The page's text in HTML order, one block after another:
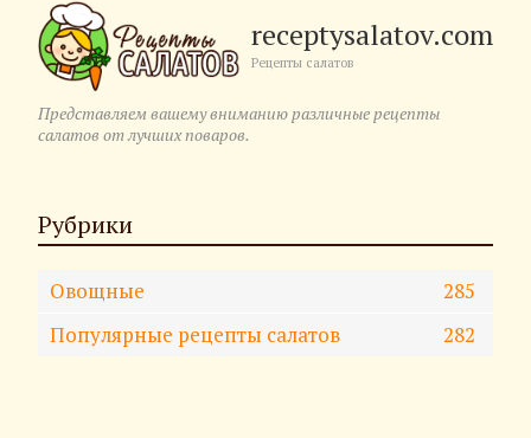
receptysalatov.com
Рецепты салатов
Представляем вашему вниманию различные рецепты
салатов от лучших поваров.
Рубрики
Овощные
285
Популярные рецепты салатов
282